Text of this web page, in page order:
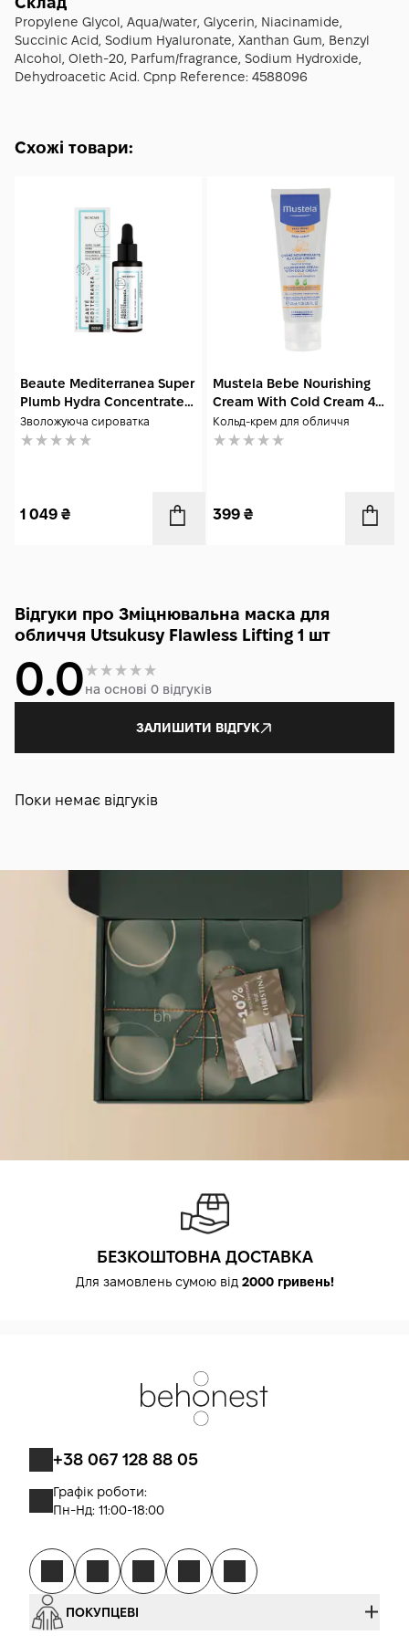
Propylene Glycol, Aqua/water, Glycerin, Niacinamide,
Succinic Acid, Sodium Hyaluronate, Xanthan Gum, Benzyl
Alcohol, Oleth-20, Parfum/fragrance, Sodium Hydroxide,
Dehydroacetic Acid. Cpnp Reference: 4588096
Схожі товари:
Beaute Mediterranea Super
Plumb Hydra Concentrate
30 мл
Зволожуюча сироватка
1 049 ₴
Mustela Bebe Nourishing
Cream With Cold Cream 40
мл
Кольд-крем для обличчя
399 ₴
Відгуки про Зміцнювальна маска для
обличчя Utsukusy Flawless Lifting 1 шт
0.0на основі 0 відгуків
ЗАЛИШИТИ ВІДГУК
Поки немає відгуків
БЕЗКОШТОВНА ДОСТАВКА
Для замовлень сумою від 2000 гривень!
+38 067 128 88 05
Графік роботи:
Пн-Нд: 11:00-18:00
ПОКУПЦЕВІ